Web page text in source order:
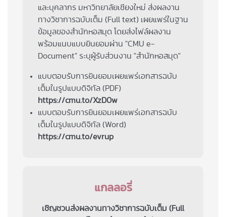
และบุคลากร มหาวิทยาลัยเชียงใหม่ ส่งผลงาน
ทางวิชาการฉบับเต็ม (Full text) เผยแพร่ในฐาน
ข้อมูลของสำนักหอสมุด โดยส่งไฟล์ผลงาน
พร้อมแนบแบบยินยอมผ่าน "CMU e-
Document" ระบุผู้รับส่วนงาน "สำนักหอสมุด"
แบบตอบรับการยินยอมเผยแพร่เอกสารฉบับ
เต็มในรูปแบบดิจิทัล (PDF)
https://cmu.to/XzD0w
แบบตอบรับการยินยอมเผยแพร่เอกสารฉบับ
เต็มในรูปแบบดิจิทัล (Word)
https://cmu.to/evrup
แกลลอรี่
เชิญชวนส่งผลงานทางวิชาการฉบับเต็ม (Full